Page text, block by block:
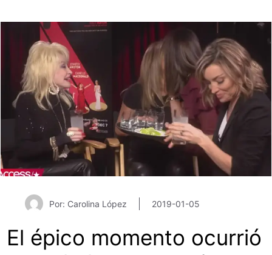
Por: Carolina López 2019-01-05
El épico momento ocurrió